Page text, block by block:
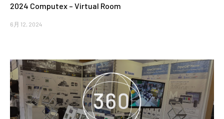
2024 Computex – Virtual Room
6月 12, 2024